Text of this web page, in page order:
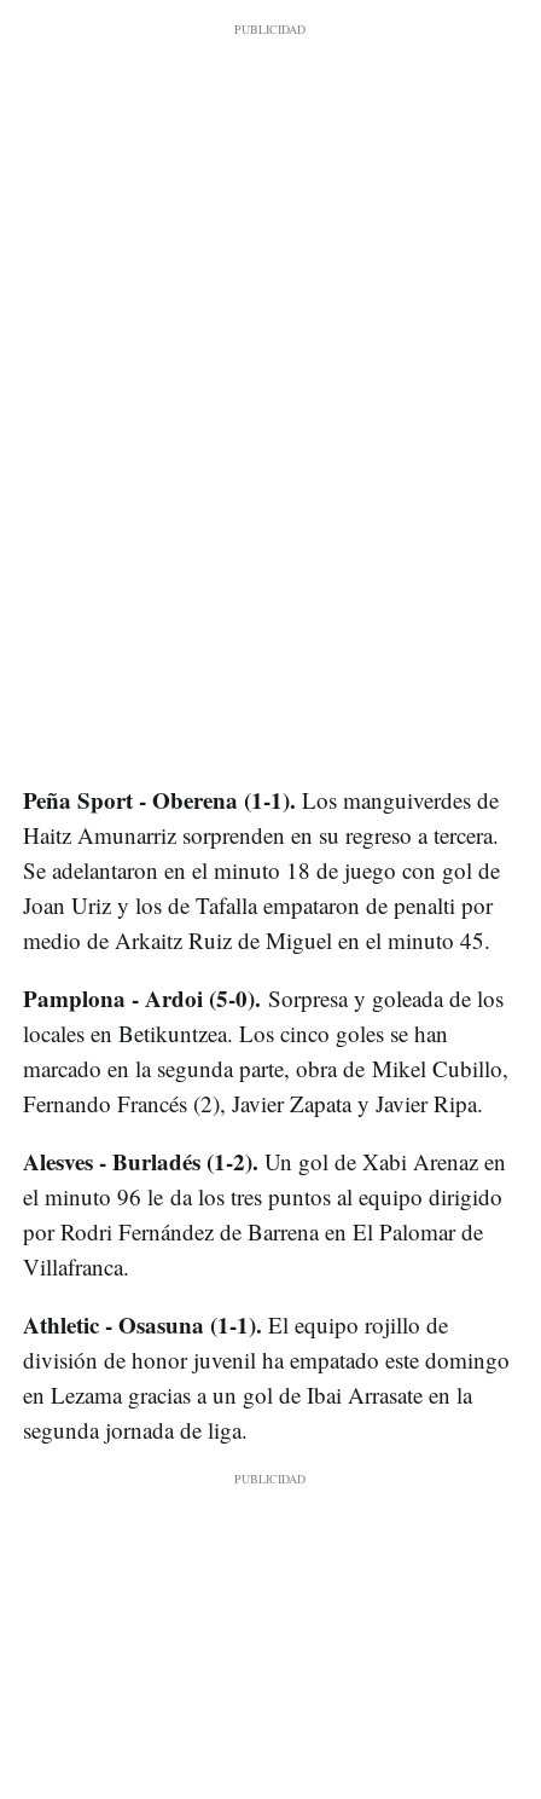
Peña Sport - Oberena (1-1). Los manguiverdes de
Haitz Amunarriz sorprenden en su regreso a tercera.
Se adelantaron en el minuto 18 de juego con gol de
Joan Uriz y los de Tafalla empataron de penalti por
medio de Arkaitz Ruiz de Miguel en el minuto 45.
Pamplona - Ardoi (5-0). Sorpresa y goleada de los
locales en Betikuntzea. Los cinco goles se han
marcado en la segunda parte, obra de Mikel Cubillo,
Fernando Francés (2), Javier Zapata y Javier Ripa.
Alesves - Burladés (1-2). Un gol de Xabi Arenaz en
el minuto 96 le da los tres puntos al equipo dirigido
por Rodri Fernández de Barrena en El Palomar de
Villafranca.
Athletic - Osasuna (1-1). El equipo rojillo de
división de honor juvenil ha empatado este domingo
en Lezama gracias a un gol de Ibai Arrasate en la
segunda jornada de liga.